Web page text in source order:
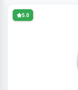
5.0